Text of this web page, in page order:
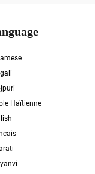
Haïtienne